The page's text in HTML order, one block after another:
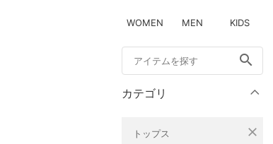
WOMEN MEN KIDS
search
カテゴリ
トップス close